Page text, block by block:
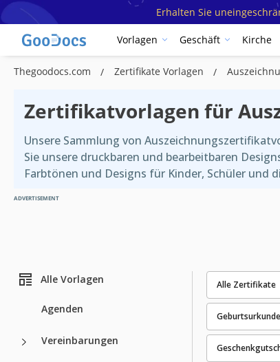
Erhalten Sie
Vorlagen Geschäft Kirche
Thegoodocs.com Zertifikate Vorlagen
Zertifikatvorlagen für
Unsere Sammlung von
Sie unsere druckbaren und bearbeitbaren
Farbtönen und Designs für Kinder, Schüler und
ADVERTISEMENT
Alle Vorlagen
Agenden
Vereinbarungen
Alle Zertifikate